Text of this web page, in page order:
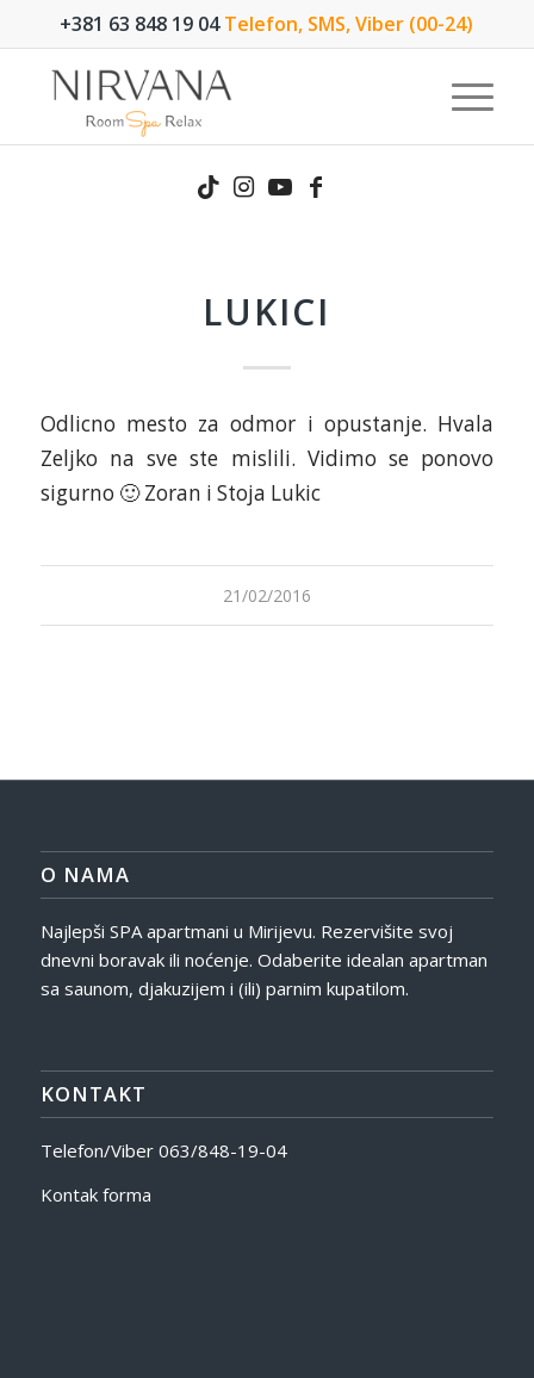
+381 63 848 19 04Telefon, SMS, Viber (00-24)
LUKICI
Odlicno mesto za odmor i opustanje. Hvala
Zeljko na sve ste mislili. Vidimo se ponovo
sigurno 🙂 Zoran i Stoja Lukic
21/02/2016
O NAMA
Najlepši SPA apartmani u Mirijevu. Rezervišite svoj
dnevni boravak ili noćenje. Odaberite idealan apartman
sa saunom, djakuzijem i (ili) parnim kupatilom.
KONTAKT
Telefon/Viber 063/848-19-04
Kontak forma